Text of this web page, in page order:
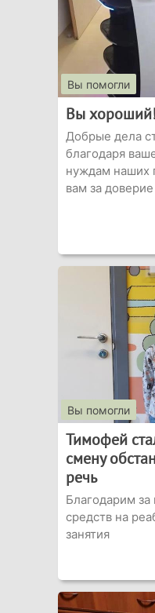
Вы помогли
Вы хороший!
Добрые дела
благодаря
нуждам наших
вам за
Вы помогли
Тимофей
смену
речь
Благодарим
средств на
занятия